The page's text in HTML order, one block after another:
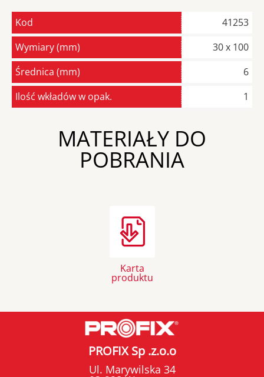
Kod
41253
Wymiary (mm)
30 x 100
Średnica (mm)
6
Ilość wkładów w opak.
1
MATERIAŁY DO
POBRANIA
Karta
produktu
PROFIX Sp .z.o.o
Ul. Marywilska 34